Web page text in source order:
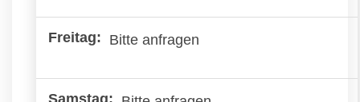
Bitte anfragen